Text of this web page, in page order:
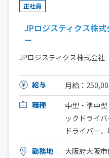
正社員
JPロジスティクス株
ー
JPロジスティクス株式会社
給与
月給：
職種
中型・準中
ックドライ
ドライバー
勤務地
大阪府大阪